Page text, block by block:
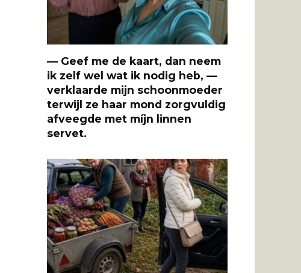
— Geef me de kaart, dan neem
ik zelf wel wat ik nodig heb, —
verklaarde mijn schoonmoeder
terwijl ze haar mond zorgvuldig
afveegde met míjn linnen
servet.